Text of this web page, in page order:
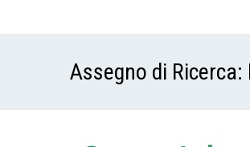
Assegno di